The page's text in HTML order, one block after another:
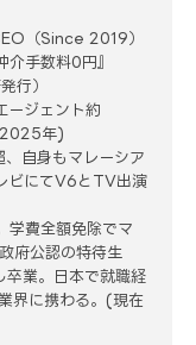
（Since 2019）
介手数料0円』
行）
ージェント約
年)
自身もマレーシア
ビにてV6とTV出演
学費全額免除でマ
府公認の特待生
卒業。日本で就職経
界に携わる。(現在